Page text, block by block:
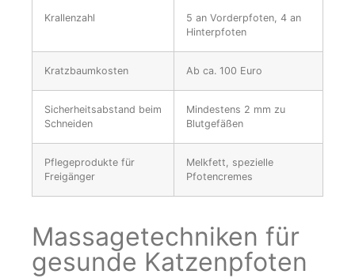
Krallenzahl
5 an Vorderpfoten, 4 an
Hinterpfoten
Kratzbaumkosten Ab ca. 100 Euro
Sicherheitsabstand beim
Schneiden
Mindestens 2 mm zu
Blutgefäßen
Pflegeprodukte für
Freigänger
Melkfett, spezielle
Pfotencremes
Massagetechniken für
gesunde Katzenpfoten